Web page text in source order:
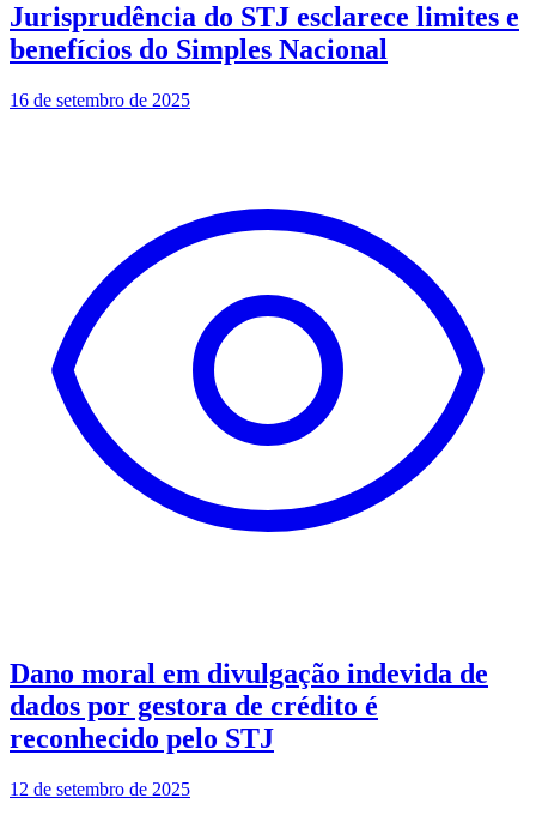
Jurisprudência do STJ esclarece limites e
benefícios do Simples Nacional
16 de setembro de 2025
Dano moral em divulgação indevida de
dados por gestora de crédito é
reconhecido pelo STJ
12 de setembro de 2025